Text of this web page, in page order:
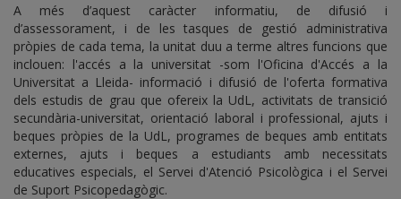
A més d’aquest caràcter informatiu, de difusió i
d’assessorament, i de les tasques de gestió administrativa
pròpies de cada tema, la unitat duu a terme altres funcions que
inclouen: l'accés a la universitat -som l'Oficina d'Accés a la
Universitat a Lleida- informació i difusió de l'oferta formativa
dels estudis de grau que ofereix la UdL, activitats de transició
secundària-universitat, orientació laboral i professional, ajuts i
beques pròpies de la UdL, programes de beques amb entitats
externes, ajuts i beques a estudiants amb necessitats
educatives especials, el Servei d'Atenció Psicològica i el Servei
de Suport Psicopedagògic.